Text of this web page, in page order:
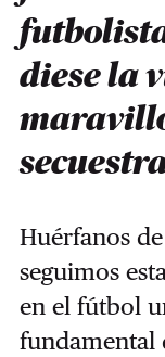
diese la
Huérfanos
seguimos
en el fútbol
fundamental